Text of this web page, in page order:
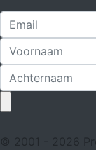
© 2001 - 2026